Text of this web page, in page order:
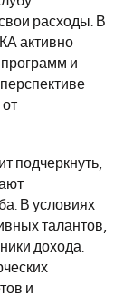
расходы. В
активно
и
подчеркнуть,
В условиях
талантов,
дохода.
и